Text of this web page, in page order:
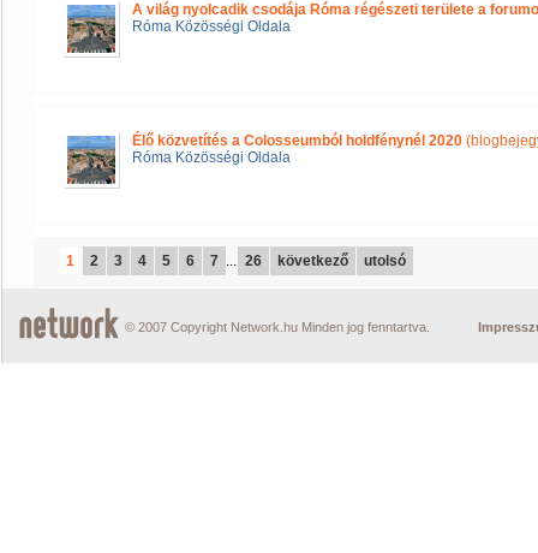
A világ nyolcadik csodája Róma régészeti területe a
Róma Közösségi Oldala
Élő közvetítés a Colosseumból holdfénynél 2020
Róma Közösségi Oldala
1 2 3 4 5 6 7 ... 26 következő utolsó
© 2007 Copyright Network.hu Minden jog fenntartva.